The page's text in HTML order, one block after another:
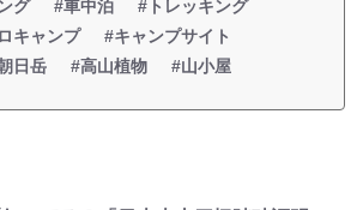
グ #車中泊
#トレッキング
キャンプ
#キャンプサイト
日岳 #高山植物 #山小屋